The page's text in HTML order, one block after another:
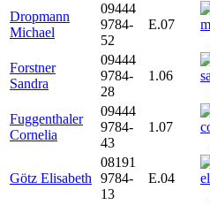
Dropmann
Michael
09444
9784-
52
E.07
Forstner
Sandra
09444
9784-
28
1.06
Fuggenthaler
Cornelia
09444
9784-
43
1.07
Götz Elisabeth
08191
9784-
13
E.04